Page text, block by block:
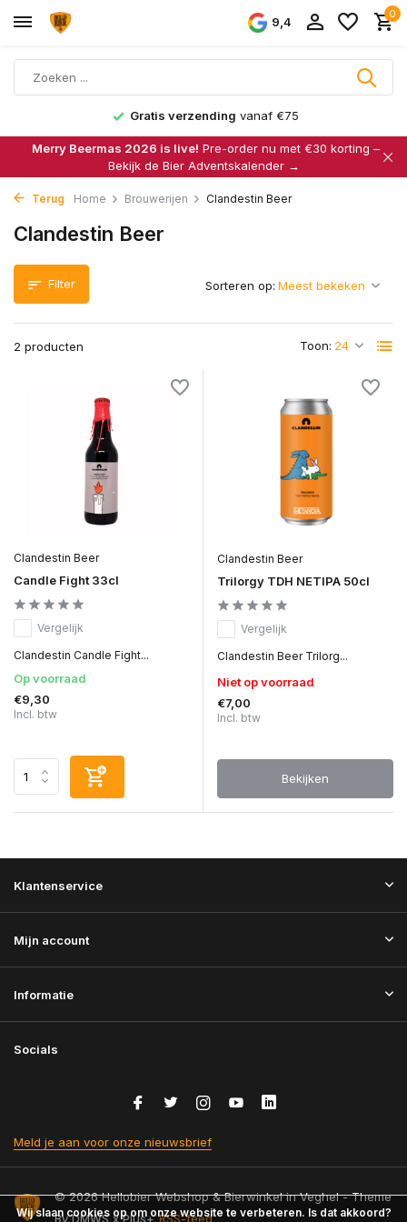
9,4
0
Gratis verzending vanaf €75
Merry Beermas 2026 is live! Pre-order nu met €30 korting –
Bekijk de Bier Adventskalender →
Terug Home Brouwerijen Clandestin Beer
Clandestin Beer
Filter
2 producten Toon:
Sorteren op:
Clandestin Beer
Candle Fight 33cl
Vergelijk
Clandestin Candle Fight...
Op voorraad
€9,30
Incl. btw
Clandestin Beer
Trilorgy TDH NETIPA 50cl
Vergelijk
Clandestin Beer Trilorg...
Niet op voorraad
€7,00
Incl. btw
Bekijken
Klantenservice
Mijn account
Informatie
Socials
Meld je aan voor onze nieuwsbrief
© 2026 Hellobier Webshop & Bierwinkel in Veghel - Theme
ByDMWSxPlus+ RSS-feed
Wij slaan cookies op om onze website te verbeteren. Is dat akkoord?